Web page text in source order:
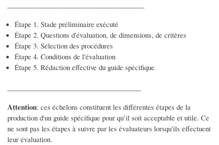
Étape 1. Stade préliminaire exécuté
Étape 2. Questions d'évaluation, de dimensions, de critères
Étape 3. Sélection des procédures
Étape 4. Conditions de l'évaluation
Étape 5. Rédaction effective du guide spécifique
Attention: ces échelons constituent les différentes étapes de la
production d'un guide spécifique pour qu’il soit acceptable et utile. Ce
ne sont pas les étapes à suivre par les évaluateurs lorsqu'ils effectuent
leur évaluation.